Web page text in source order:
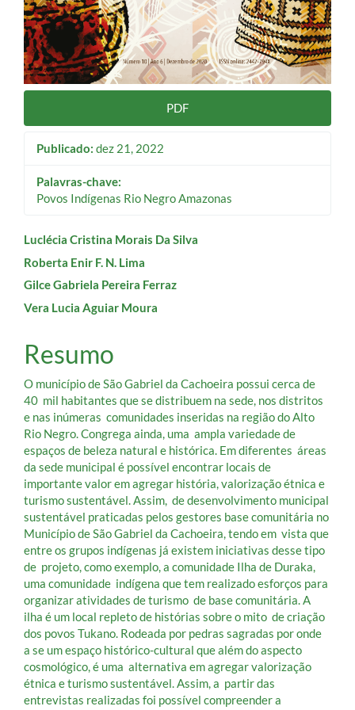
PDF
Publicado: dez 21, 2022
Palavras-chave:
Povos Indígenas Rio Negro Amazonas
Conteúdo
do
artigo
Luclécia Cristina Morais Da Silva
Roberta Enir F. N. Lima
Gilce Gabriela Pereira Ferraz
Vera Lucia Aguiar Moura
Resumo
O município de São Gabriel da Cachoeira possui cerca de
40 mil habitantes que se distribuem na sede, nos distritos
e nas inúmeras comunidades inseridas na região do Alto
Rio Negro. Congrega ainda, uma ampla variedade de
espaços de beleza natural e histórica. Em diferentes áreas
da sede municipal é possível encontrar locais de
importante valor em agregar história, valorização étnica e
turismo sustentável. Assim, de desenvolvimento municipal
sustentável praticadas pelos gestores base comunitária no
Município de São Gabriel da Cachoeira, tendo em vista que
entre os grupos indígenas já existem iniciativas desse tipo
de projeto, como exemplo, a comunidade Ilha de Duraka,
uma comunidade indígena que tem realizado esforços para
organizar atividades de turismo de base comunitária. A
ilha é um local repleto de histórias sobre o mito de criação
dos povos Tukano. Rodeada por pedras sagradas por onde
a se um espaço histórico-cultural que além do aspecto
cosmológico, é uma alternativa em agregar valorização
étnica e turismo sustentável. Assim, a partir das
entrevistas realizadas foi possível compreender a